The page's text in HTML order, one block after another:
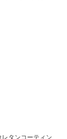
タンコーティン